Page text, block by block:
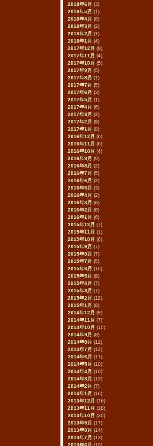
2018年6月 (3)
2018年5月 (1)
2018年4月 (8)
2018年3月 (2)
2018年2月 (1)
2018年1月 (4)
2017年12月 (8)
2017年11月 (4)
2017年10月 (5)
2017年9月 (5)
2017年8月 (1)
2017年7月 (5)
2017年6月 (3)
2017年5月 (1)
2017年4月 (6)
2017年3月 (2)
2017年2月 (8)
2017年1月 (8)
2016年12月 (6)
2016年11月 (6)
2016年10月 (4)
2016年9月 (9)
2016年8月 (2)
2016年7月 (5)
2016年6月 (2)
2016年5月 (3)
2016年4月 (2)
2016年3月 (6)
2016年2月 (8)
2016年1月 (6)
2015年12月 (7)
2015年11月 (1)
2015年10月 (6)
2015年9月 (7)
2015年8月 (7)
2015年7月 (5)
2015年6月 (10)
2015年5月 (9)
2015年4月 (7)
2015年3月 (7)
2015年2月 (12)
2015年1月 (8)
2014年12月 (8)
2014年11月 (7)
2014年10月 (10)
2014年9月 (8)
2014年8月 (12)
2014年7月 (12)
2014年6月 (11)
2014年5月 (10)
2014年4月 (10)
2014年3月 (12)
2014年2月 (7)
2014年1月 (16)
2013年12月 (16)
2013年11月 (18)
2013年10月 (20)
2013年9月 (17)
2013年8月 (14)
2013年7月 (13)
2013年6月 (10)